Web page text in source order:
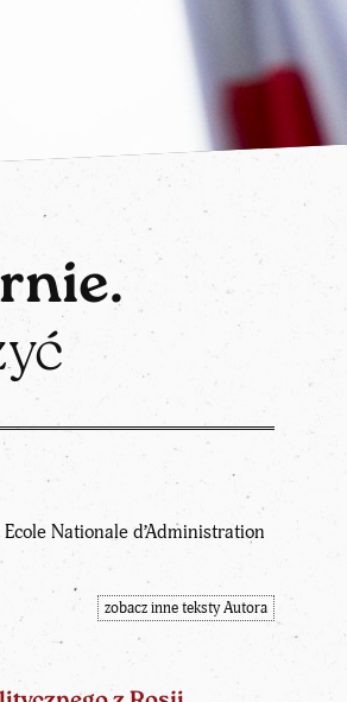
Nationale d’Administration
zobacz inne teksty Autora